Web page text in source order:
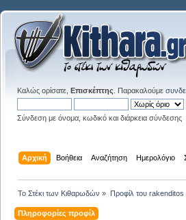
Καλώς ορίσατε, Επισκέπτης . Παρακαλούμε
Σύνδεση με όνομα, κωδικό και διάρκεια σύνδεσης
Αρχική Βοήθεια Αναζήτηση Ημερολόγιο
Το Στέκι των Κιθαρωδών » Προφίλ του rakenditos
Πληροφορίες προφίλ